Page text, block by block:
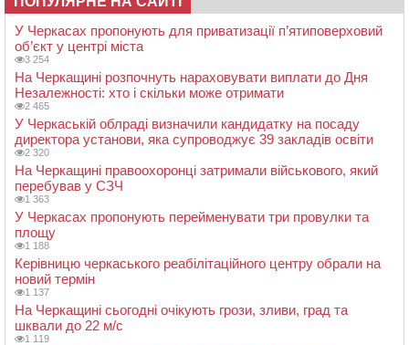
У Черкасах пропонують для приватизації п’ятиповерховий
об’єкт у центрі міста
3 254
На Черкащині розпочнуть нараховувати виплати до Дня
Незалежності: хто і скільки може отримати
2 465
У Черкаській облраді визначили кандидатку на посаду
директора установи, яка супроводжує 39 закладів освіти
2 320
На Черкащині правоохоронці затримали військового, який
перебував у СЗЧ
1 363
У Черкасах пропонують перейменувати три провулки та
площу
1 188
Керівницю черкаського реабілітаційного центру обрали на
новий термін
1 137
На Черкащині сьогодні очікують грози, зливи, град та
шквали до 22 м/с
1 119